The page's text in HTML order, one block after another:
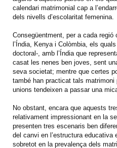
calendari matrimonial cap a
dels nivells d’escolaritat femenina.
Consegüentment, per a cada
l’Índia, Kenya i Colòmbia, els
doctoral-, amb l’Índia que
casat les nenes ben joves, sent
seva societat; mentre que certes
també han practicat tals
unions tendeixen a passar una
No obstant, encara que aquests
relativament impressionant en la
presenten tres escenaris ben
del canvi en l’estructura educativa
sobretot en la prevalença dels